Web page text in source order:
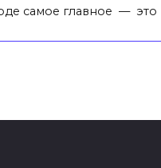
самое главное — это